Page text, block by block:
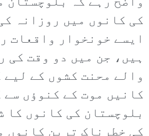
کی کانوں میں روزانہ
ایسے خونخوار واقعات
ہیں، جن میں دو وقت کی
والے محنت کشوں کے
کانیں موت کے کنوؤں سے
بلوچستان کی کانوں کا